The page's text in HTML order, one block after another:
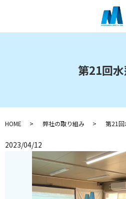
第21回
HOME 弊社の取り組み 第21回
2023/04/12